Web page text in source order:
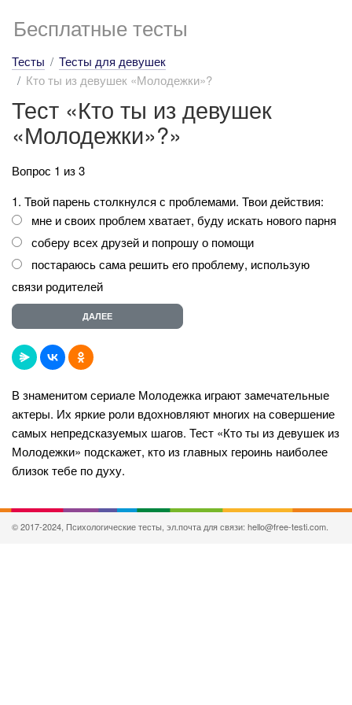
Бесплатные тесты
Тесты
Тесты для девушек
Кто ты из девушек «Молодежки»?
Тест «Кто ты из девушек
«Молодежки»?»
Вопрос 1 из 3
1. Твой парень столкнулся с проблемами. Твои действия:
мне и своих проблем хватает, буду искать нового парня
соберу всех друзей и попрошу о помощи
постараюсь сама решить его проблему, использую
связи родителей
В знаменитом сериале Молодежка играют замечательные
актеры. Их яркие роли вдохновляют многих на совершение
самых непредсказуемых шагов. Тест «Кто ты из девушек из
Молодежки» подскажет, кто из главных героинь наиболее
близок тебе по духу.
© 2017-2024, Психологические тесты, эл.почта для связи: hello@free-testi.com.